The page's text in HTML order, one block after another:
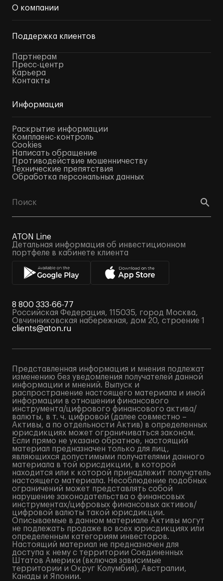
О компании
Поддержка клиентов
Партнерам
Пресс-центр
Карьера
Контакты
Информация
Раскрытие информации
Комплаенс-контроль
Cookies
Написать обращение
Противодействие мошенничеству
Технические препятствия
Обработка персональных данных
ATON Line
Детальная информация об инвестиционном
портфеле в кабинете клиента
8 800 333-66-77
Российская Федерация, 115035, город Москва,
Овчинниковская набережная, дом 20, строение 1
clients@aton.ru
Представленная информация и мнения подлежат
изменению без уведомления получателей данной
информации и мнений. Выпуск и
распространение настоящего материала и иной
информации в отношении финансового
инструмента/цифрового финансового актива/
валюты, в т. ч. цифровой (далее совместно –
Активы, а по отдельности Актив) в определенных
юрисдикциях может ограничиваться законом.
Если прямо не указано обратное, настоящий
материал предназначен только для лиц,
являющихся допустимыми получателями данного
материала в той юрисдикции, в которой
находится или к которой принадлежит получатель
настоящего материала. Несоблюдение подобных
ограничений может представлять собой
нарушение законодательства о финансовых
инструментах/цифровых финансовых активов/
цифровой валюты такой юрисдикции.
Описываемые в данном материале Активы могут
не подлежать продаже во всех юрисдикциях или
определенным категориям инвесторов.
Настоящий материал не предназначен для
доступа к нему с территории Соединенных
Штатов Америки (включая зависимые
территории и Округ Колумбия), Австралии,
Канады и Японии.